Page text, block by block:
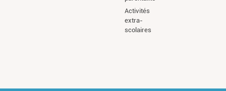
Activités
extra-
scolaires